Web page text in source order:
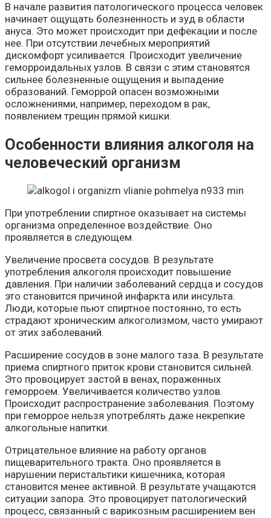
В начале развития патологического процесса человек
начинает ощущать болезненность и зуд в области
ануса. Это может происходит при дефекации и после
нее. При отсутствии лечебных мероприятий
дискомфорт усиливается. Происходит увеличение
геморроидальных узлов. В связи с этим становятся
сильнее болезненные ощущения и выпадение
образований. Геморрой опасен возможными
осложнениями, например, переходом в рак,
появлением трещин прямой кишки.
Особенности влияния алкоголя на
человеческий организм
При употреблении спиртное оказывает на системы
организма определенное воздействие. Оно
проявляется в следующем.
Увеличение просвета сосудов. В результате
употребления алкоголя происходит повышение
давления. При наличии заболеваний сердца и сосудов
это становится причиной инфаркта или инсульта.
Люди, которые пьют спиртное постоянно, то есть
страдают хроническим алкоголизмом, часто умирают
от этих заболеваний.
Расширение сосудов в зоне малого таза. В результате
приема спиртного приток крови становится сильней.
Это провоцирует застой в венах, пораженных
геморроем. Увеличивается количество узлов.
Происходит распространение заболевания. Поэтому
при геморрое нельзя употреблять даже некрепкие
алкогольные напитки.
Отрицательное влияние на работу органов
пищеварительного тракта. Оно проявляется в
нарушении перистальтики кишечника, которая
становится менее активной. В результате учащаются
ситуации запора. Это провоцирует патологический
процесс, связанный с варикозным расширением вен